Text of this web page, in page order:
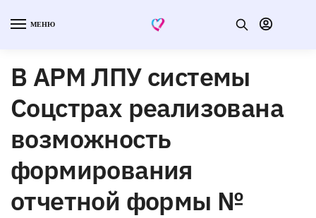
МЕНЮ
В АРМ ЛПУ системы
Соцстрах реализована
возможность
формирования
отчетной формы №